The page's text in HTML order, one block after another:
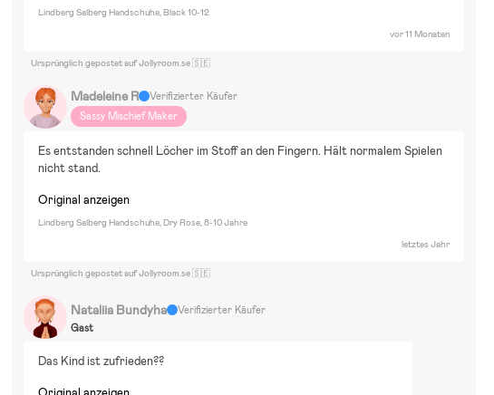
Lindberg Salberg Handschuhe, Black 10-12
vor 11 Monaten
Ursprünglich gepostet auf Jollyroom.se 🇸🇪
Madeleine R
Verifizierter Käufer
Sassy Mischief Maker
Es entstanden schnell Löcher im Stoff an den Fingern. Hält normalem Spielen
nicht stand.
Original anzeigen
Lindberg Salberg Handschuhe, Dry Rose, 8-10 Jahre
letztes Jahr
Ursprünglich gepostet auf Jollyroom.se 🇸🇪
Nataliia Bundyha
Verifizierter Käufer
Gast
Das Kind ist zufrieden??